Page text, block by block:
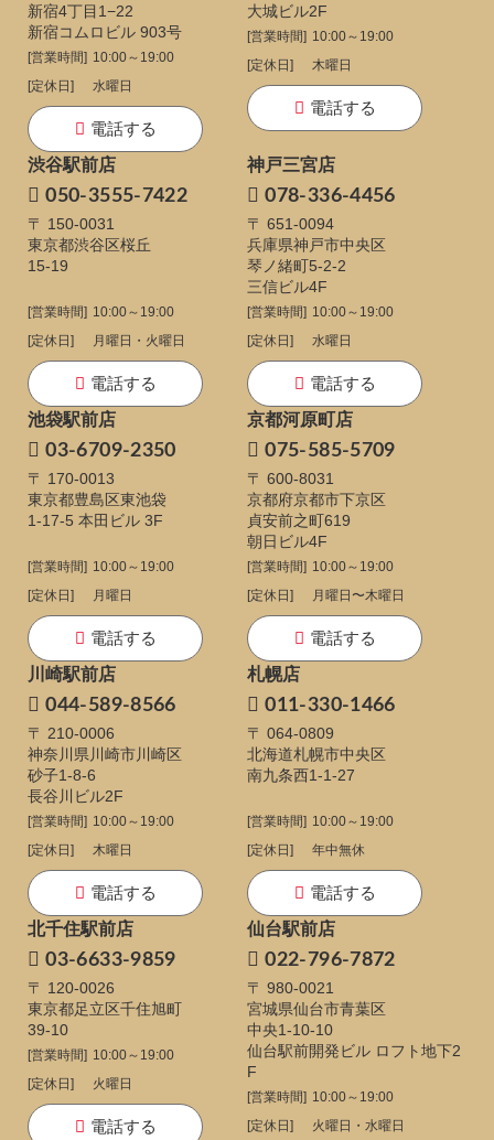
新宿4丁目1−22
新宿コムロビル 903号
[営業時間] 10:00～19:00
[定休日]
水曜日
電話する
大城ビル2F
[営業時間] 10:00～19:00
[定休日]
木曜日
電話する
渋谷駅前店
050-3555-7422
〒 150-0031
東京都渋谷区桜丘
15-19
[営業時間] 10:00～19:00
[定休日]
月曜日・火曜日
電話する
神戸三宮店
078-336-4456
〒 651-0094
兵庫県神戸市中央区
琴ノ緒町5-2-2
三信ビル4F
[営業時間] 10:00～19:00
[定休日]
水曜日
電話する
池袋駅前店
03-6709-2350
〒 170-0013
東京都豊島区東池袋
1-17-5 本田ビル 3F
[営業時間] 10:00～19:00
[定休日]
月曜日
電話する
京都河原町店
075-585-5709
〒 600-8031
京都府京都市下京区
貞安前之町619
朝日ビル4F
[営業時間] 10:00～19:00
[定休日]
月曜日〜木曜日
電話する
川崎駅前店
044-589-8566
〒 210-0006
神奈川県川崎市川崎区
砂子1-8-6
長谷川ビル2F
[営業時間] 10:00～19:00
[定休日]
木曜日
電話する
札幌店
011-330-1466
〒 064-0809
北海道札幌市中央区
南九条西1-1-27
[営業時間] 10:00～19:00
[定休日]
年中無休
電話する
北千住駅前店
03-6633-9859
〒 120-0026
東京都足立区千住旭町
39-10
[営業時間] 10:00～19:00
[定休日]
火曜日
電話する
仙台駅前店
022-796-7872
〒 980-0021
宮城県仙台市青葉区
中央1-10-10
仙台駅前開発ビル ロフト地下2
F
[営業時間] 10:00～19:00
[定休日]
火曜日・水曜日